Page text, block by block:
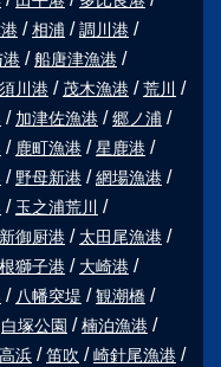
相浦
調川港
港
船唐津漁港
須川港 茂木漁港
荒川
加津佐漁港
郷ノ浦
鹿町漁港
星鹿港
野母新港
網場漁港
玉之浦荒川
新御厨港
太田尾漁港
根獅子港
大崎港
八幡突堤
観潮橋
白塚公園
楠泊漁港
高浜 笛吹
崎針尾漁港